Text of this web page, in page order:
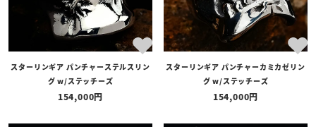
スターリンギア パンチャーステルスリン
グ w/ステッチーズ
154,000
スターリンギア パンチャーカミカゼリン
グ w/ステッチーズ
154,000